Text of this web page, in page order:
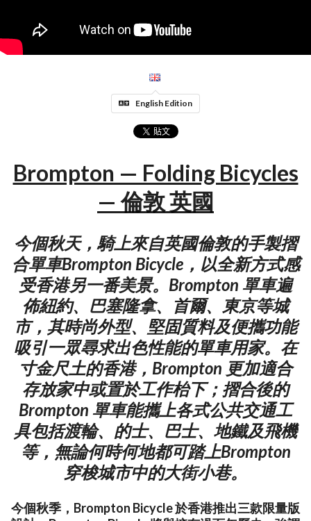
English Edition
Brompton — Folding Bicycles
— 倫敦 英國
今個秋天，騎上來自英國倫敦的手製摺
合單車Brompton Bicycle，以全新方式感
受香港另一番美景。Brompton 單車遍
佈紐約、巴塞隆拿、首爾、東京等城
市，其時尚外型、堅固質料及便攜功能
吸引一眾尋求出色性能的單車用家。在
寸金尺土的香港，Brompton 更加適合
存放家中或置於工作枱下；摺合後的
Brompton 單車能攜上各式公共交通工
具包括渡輪、的士、巴士、地鐵及飛機
等，無論何時何地都可踏上Brompton
穿梭城市中的大街小巷。
今個秋季，Brompton Bicycle 於香港推出三款限量版